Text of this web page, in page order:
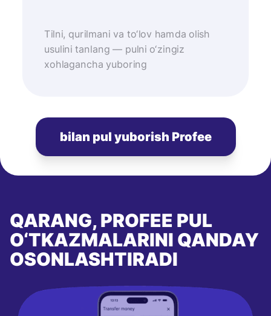
Tilni, qurilmani va to‘lov hamda olish
usulini tanlang — pulni o‘zingiz
xohlagancha yuboring
bilan pul yuborish Profee
QARANG, PROFEE PUL
O‘TKAZMALARINI QANDAY
OSONLASHTIRADI